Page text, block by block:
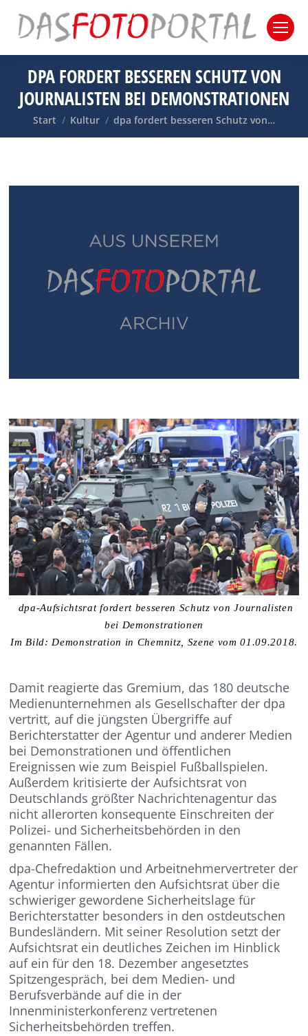
DPA FORDERT BESSEREN SCHUTZ VON
JOURNALISTEN BEI DEMONSTRATIONEN
Sie befinden sich hier:
Start Kultur dpa fordert besseren Schutz von…
dpa-Aufsichtsrat fordert besseren Schutz von Journalisten
bei Demonstrationen
Im Bild: Demonstration in Chemnitz, Szene vom 01.09.2018.
Damit reagierte das Gremium, das 180 deutsche
Medienunternehmen als Gesellschafter der dpa
vertritt, auf die jüngsten Übergriffe auf
Berichterstatter der Agentur und anderer Medien
bei Demonstrationen und öffentlichen
Ereignissen wie zum Beispiel Fußballspielen.
Außerdem kritisierte der Aufsichtsrat von
Deutschlands größter Nachrichtenagentur das
nicht allerorten konsequente Einschreiten der
Polizei- und Sicherheitsbehörden in den
genannten Fällen.
dpa-Chefredaktion und Arbeitnehmervertreter der
Agentur informierten den Aufsichtsrat über die
schwieriger gewordene Sicherheitslage für
Berichterstatter besonders in den ostdeutschen
Bundesländern. Mit seiner Resolution setzt der
Aufsichtsrat ein deutliches Zeichen im Hinblick
auf ein für den 18. Dezember angesetztes
Spitzengespräch, bei dem Medien- und
Berufsverbände auf die in der
Innenministerkonferenz vertretenen
Sicherheitsbehörden treffen.